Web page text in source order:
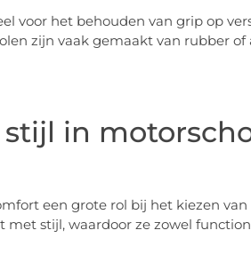
voor het behouden van grip op
zijn vaak gemaakt van rubber
in
een grote rol bij het kiezen
stijl, waardoor ze zowel